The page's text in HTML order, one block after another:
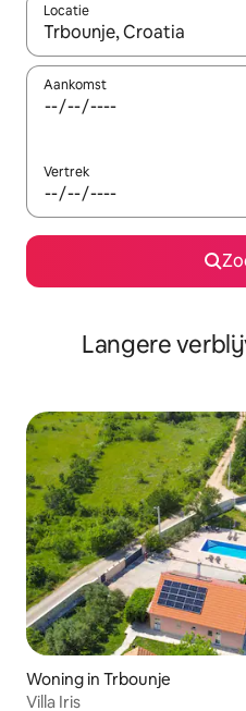
Locatie
Wanneer er resultaten
Aankomst
Vertrek
Langere
Woning in Trbounje
Villa Iris